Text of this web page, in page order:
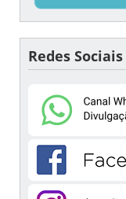
Redes Sociais